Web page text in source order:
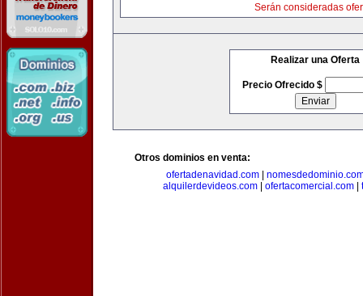
Serán consideradas
Realizar una Oferta
Precio Ofrecido $
Otros dominios en venta:
ofertadenavidad.com|
alquilerdevideos.com
ofertacomercial.com